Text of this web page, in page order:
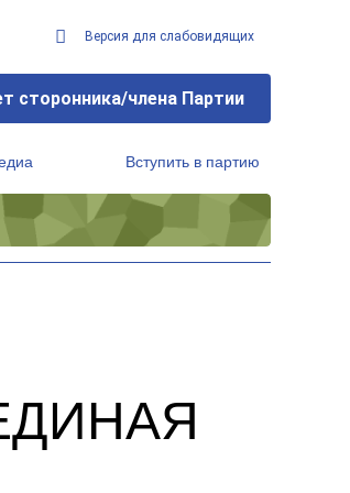
Версия для слабовидящих
сторонника/члена Партии
Вступить в партию